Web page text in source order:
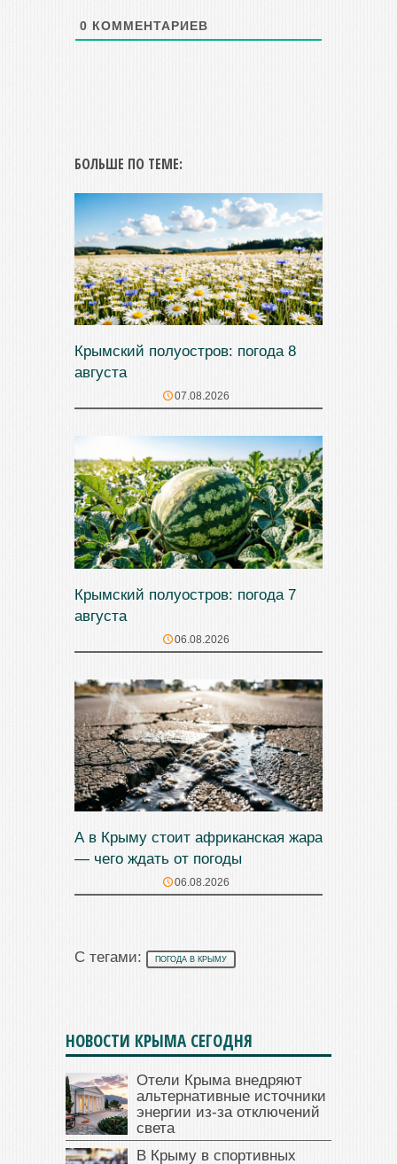
0 КОММЕНТАРИЕВ
БОЛЬШЕ ПО ТЕМЕ:
Крымский полуостров: погода 8
августа
07.08.2026
Крымский полуостров: погода 7
августа
06.08.2026
А в Крыму стоит африканская жара
— чего ждать от погоды
06.08.2026
С тегами: ПОГОДА В КРЫМУ
НОВОСТИ КРЫМА СЕГОДНЯ
Отели Крыма внедряют
альтернативные источники
энергии из-за отключений
света
В Крыму в спортивных